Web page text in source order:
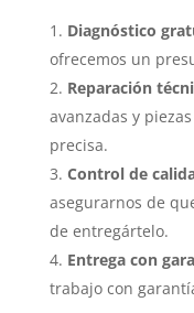
Diagnóstico
ofrecemos un
Reparación
avanzadas y
precisa.
Control de
asegurarnos de
de entregártelo.
Entrega con
trabajo con